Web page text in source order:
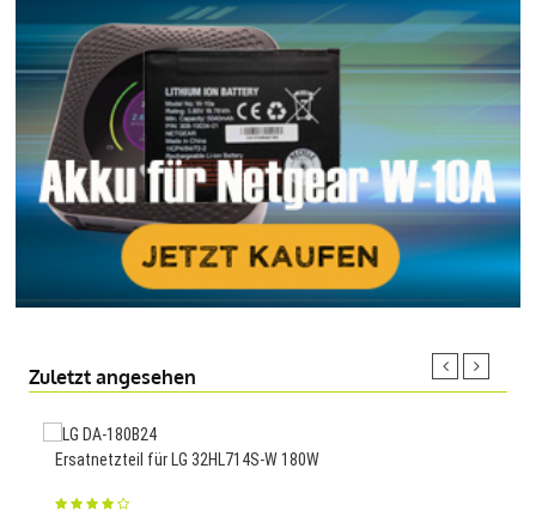
Zuletzt angesehen
Ersatnetzteil für LG 32HL714S-W 180W